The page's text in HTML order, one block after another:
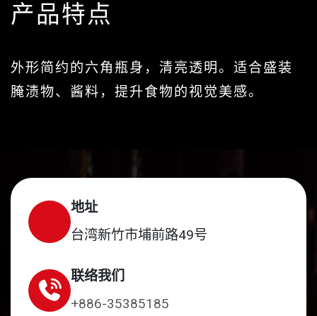
产品特点
外形简约的六角瓶身，清亮透明。适合盛装
腌渍物、酱料，提升食物的视觉美感。
地址
台湾新竹市埔前路49号
联络我们
+886-35385185